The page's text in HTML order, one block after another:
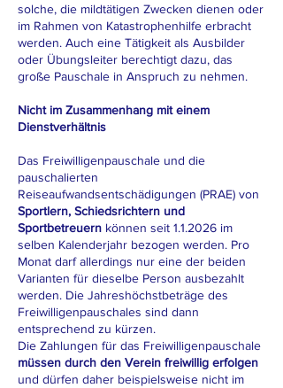
solche, die mildtätigen Zwecken dienen oder
im Rahmen von Katastrophenhilfe erbracht
werden. Auch eine Tätigkeit als Ausbilder
oder Übungsleiter berechtigt dazu, das
große Pauschale in Anspruch zu nehmen.
Nicht im Zusammenhang mit einem
Dienstverhältnis
Das Freiwilligenpauschale und die
pauschalierten
Reiseaufwandsentschädigungen (PRAE) von
Sportlern, Schiedsrichtern und
Sportbetreuern können seit 1.1.2026 im
selben Kalenderjahr bezogen werden. Pro
Monat darf allerdings nur eine der beiden
Varianten für dieselbe Person ausbezahlt
werden. Die Jahreshöchstbeträge des
Freiwilligenpauschales sind dann
entsprechend zu kürzen.
Die Zahlungen für das Freiwilligenpauschale
müssen durch den Verein freiwillig erfolgen
und dürfen daher beispielsweise nicht im